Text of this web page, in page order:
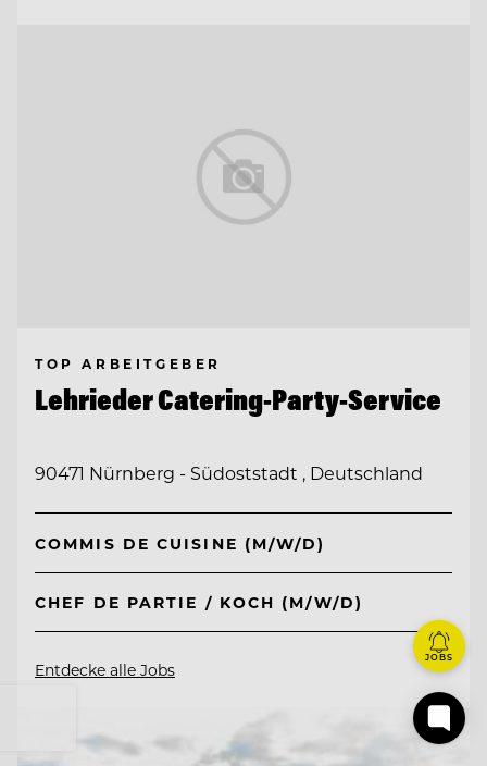
TOP ARBEITGEBER
Lehrieder Catering-Party-Service
90471 Nürnberg - Südoststadt , Deutschland
COMMIS DE CUISINE (M/W/D)
CHEF DE PARTIE / KOCH (M/W/D)
Entdecke alle Jobs
JOBS